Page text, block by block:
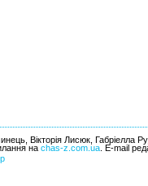
Вікторія Лисюк, Габріелла
на chas-z.com.ua . E-mail